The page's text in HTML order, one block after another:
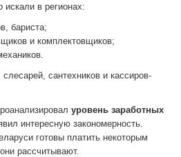
искали в регионах:
бариста;
и комплектовщиков;
сантехников и кассиров-
уровень заработных
интересную закономерность.
готовы платить некоторым
рассчитывают.